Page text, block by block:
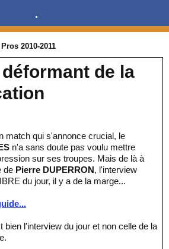
.
Pros 2010-2011
de la
n'a sans doute pas voulu mettre
sur ses troupes. Mais de là à
de Pierre DUPERRON, l'interview
du jour, il y a de la marge...
bien l'interview du jour et non celle de la